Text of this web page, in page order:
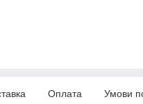
Оплата Умови